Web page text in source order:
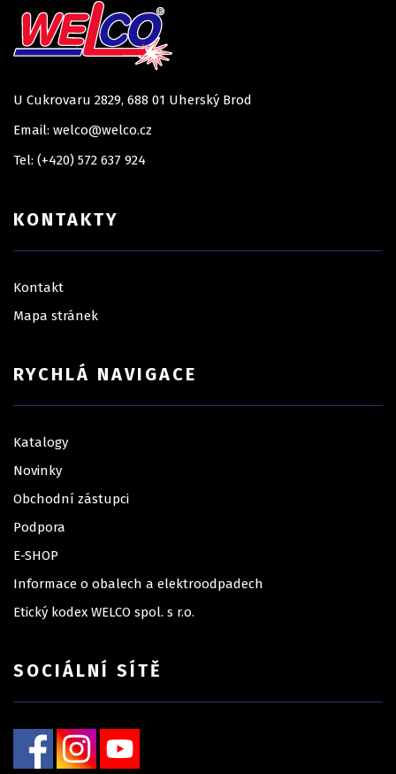
U Cukrovaru 2829, 688 01 Uherský Brod
Email: welco@welco.cz
Tel: (+420) 572 637 924
KONTAKTY
Kontakt
Mapa stránek
RYCHLÁ NAVIGACE
Katalogy
Novinky
Obchodní zástupci
Podpora
E-SHOP
Informace o obalech a elektroodpadech
Etický kodex WELCO spol. s r.o.
SOCIÁLNÍ SÍTĚ